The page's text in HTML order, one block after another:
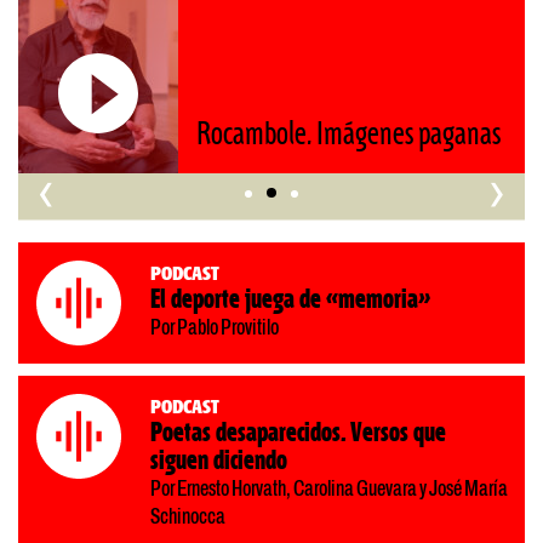
nos retrocede al siglo XIX»
‹ ›
Podcast
El deporte juega de «memoria»
Por Pablo Provitilo
Podcast
Poetas desaparecidos. Versos que
siguen diciendo
Por Ernesto Horvath, Carolina Guevara y José María
Schinocca